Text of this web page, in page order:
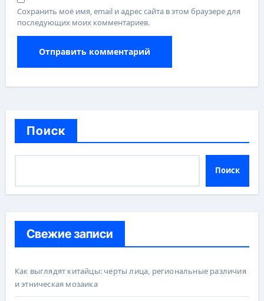
Сохранить моё имя, email и адрес сайта в этом браузере для
последующих моих комментариев.
Поиск
Поиск
Свежие записи
Как выглядят китайцы: черты лица, региональные различия
и этническая мозаика